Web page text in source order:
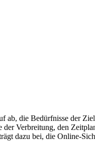
ab, die Bedürfnisse der
Verbreitung, den
dazu bei, die Online-